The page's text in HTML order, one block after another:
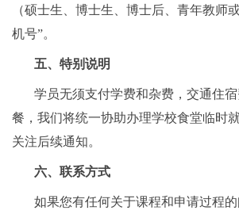
（硕士生、博士生、博士后、青年教师
机号”。
五、特别说明
学员无须支付学费和杂费，交通住
餐，我们将统一协助办理学校食堂临时
关注后续通知。
六、联系方式
如果您有任何关于课程和申请过程